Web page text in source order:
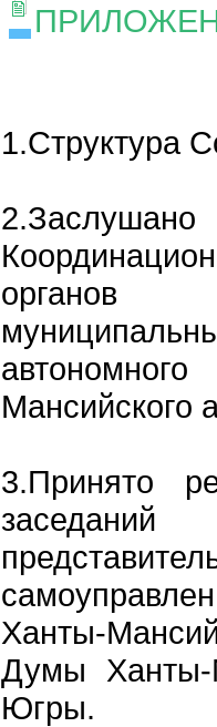
1.Структура
органов
Мансийского
3.Принято
Ханты-
Думы Ханты-
Югры.